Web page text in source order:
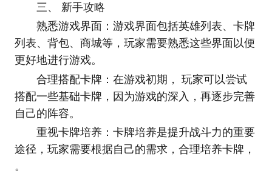
三、 新手攻略
熟悉游戏界面：游戏界面包括英雄列表、卡牌
列表、背包、商城等，玩家需要熟悉这些界面以便
更好地进行游戏。
合理搭配卡牌：在游戏初期， 玩家可以尝试
搭配一些基础卡牌，因为游戏的深入，再逐步完善
自己的阵容。
重视卡牌培养：卡牌培养是提升战斗力的重要
途径，玩家需要根据自己的需求，合理培养卡牌，
。